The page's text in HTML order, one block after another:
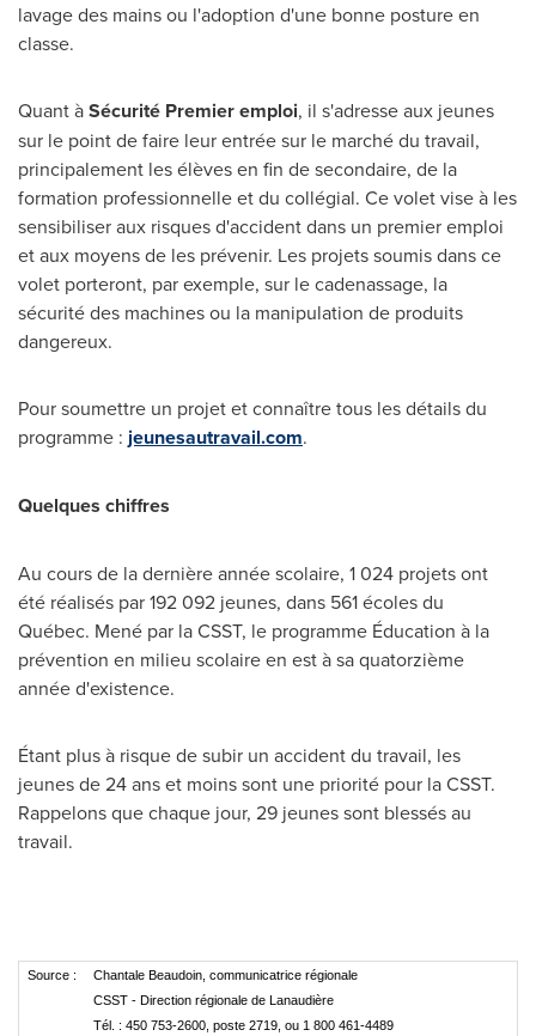
lavage des mains ou l'adoption d'une bonne posture en
classe.
Quant àSécurité Premier emploi, il s'adresse aux jeunes
sur le point de faire leur entrée sur le marché du travail,
principalement les élèves en fin de secondaire, de la
formation professionnelle et du collégial. Ce volet vise à les
sensibiliser aux risques d'accident dans un premier emploi
et aux moyens de les prévenir. Les projets soumis dans ce
volet porteront, par exemple, sur le cadenassage, la
sécurité des machines ou la manipulation de produits
dangereux.
Pour soumettre un projet et connaître tous les détails du
programme : jeunesautravail.com.
Quelques chiffres
Au cours de la dernière année scolaire, 1 024 projets ont
été réalisés par 192 092 jeunes, dans 561 écoles du
Québec. Mené par la CSST, le programme Éducation à la
prévention en milieu scolaire en est à sa quatorzième
année d'existence.
Étant plus à risque de subir un accident du travail, les
jeunes de 24 ans et moins sont une priorité pour la CSST.
Rappelons que chaque jour, 29 jeunes sont blessés au
travail.
Source :
Chantale Beaudoin, communicatrice régionale
CSST - Direction régionale de Lanaudière
Tél. : 450 753-2600, poste 2719, ou 1 800 461-4489